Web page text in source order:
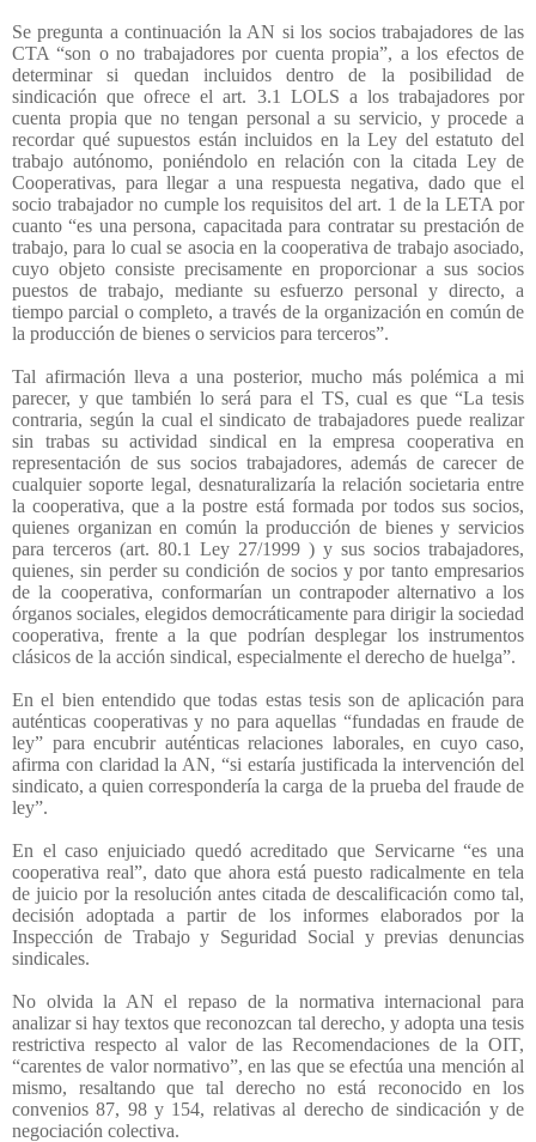
Se pregunta a continuación la AN si los socios trabajadores de las
CTA “son o no trabajadores por cuenta propia”, a los efectos de
determinar si quedan incluidos dentro de la posibilidad de
sindicación que ofrece el art. 3.1 LOLS a los trabajadores por
cuenta propia que no tengan personal a su servicio, y procede a
recordar qué supuestos están incluidos en la Ley del estatuto del
trabajo autónomo, poniéndolo en relación con la citada Ley de
Cooperativas, para llegar a una respuesta negativa, dado que el
socio trabajador no cumple los requisitos del art. 1 de la LETA por
cuanto “es una persona, capacitada para contratar su prestación de
trabajo, para lo cual se asocia en la cooperativa de trabajo asociado,
cuyo objeto consiste precisamente en proporcionar a sus socios
puestos de trabajo, mediante su esfuerzo personal y directo, a
tiempo parcial o completo, a través de la organización en común de
la producción de bienes o servicios para terceros”.
Tal afirmación lleva a una posterior, mucho más polémica a mi
parecer, y que también lo será para el TS, cual es que “La tesis
contraria, según la cual el sindicato de trabajadores puede realizar
sin trabas su actividad sindical en la empresa cooperativa en
representación de sus socios trabajadores, además de carecer de
cualquier soporte legal, desnaturalizaría la relación societaria entre
la cooperativa, que a la postre está formada por todos sus socios,
quienes organizan en común la producción de bienes y servicios
para terceros (art. 80.1 Ley 27/1999 ) y sus socios trabajadores,
quienes, sin perder su condición de socios y por tanto empresarios
de la cooperativa, conformarían un contrapoder alternativo a los
órganos sociales, elegidos democráticamente para dirigir la sociedad
cooperativa, frente a la que podrían desplegar los instrumentos
clásicos de la acción sindical, especialmente el derecho de huelga”.
En el bien entendido que todas estas tesis son de aplicación para
auténticas cooperativas y no para aquellas “fundadas en fraude de
ley” para encubrir auténticas relaciones laborales, en cuyo caso,
afirma con claridad la AN, “si estaría justificada la intervención del
sindicato, a quien correspondería la carga de la prueba del fraude de
ley”.
En el caso enjuiciado quedó acreditado que Servicarne “es una
cooperativa real”, dato que ahora está puesto radicalmente en tela
de juicio por la resolución antes citada de descalificación como tal,
decisión adoptada a partir de los informes elaborados por la
Inspección de Trabajo y Seguridad Social y previas denuncias
sindicales.
No olvida la AN el repaso de la normativa internacional para
analizar si hay textos que reconozcan tal derecho, y adopta una tesis
restrictiva respecto al valor de las Recomendaciones de la OIT,
“carentes de valor normativo”, en las que se efectúa una mención al
mismo, resaltando que tal derecho no está reconocido en los
convenios 87, 98 y 154, relativas al derecho de sindicación y de
negociación colectiva.